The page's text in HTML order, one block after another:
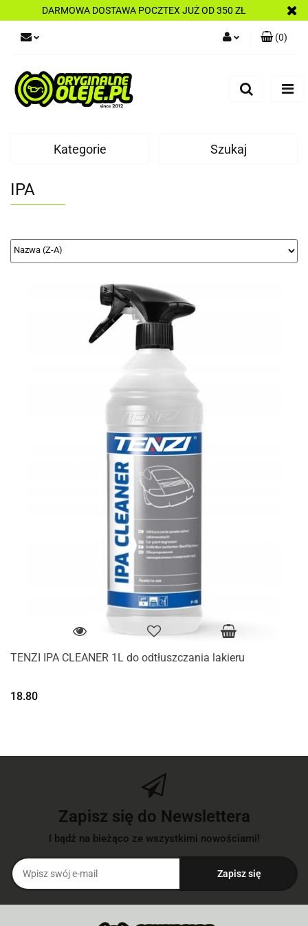
DARMOWA DOSTAWA POCZTEX JUŻ OD 350 ZŁ
(0)
Kategorie Szukaj
IPA
TENZI IPA CLEANER 1L do odtłuszczania lakieru
18.80
Zapisz się do Newslettera
I bądź na bieżąco ze wszystkimi nowościami!